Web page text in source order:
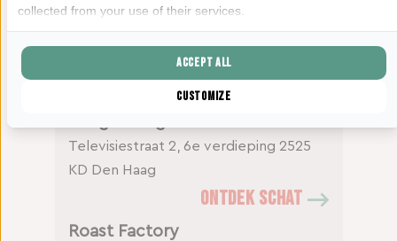
Schat(ten) in deze blog
Televisiestraat 2, 6e verdieping 2525
KD Den Haag
ONTDEK SCHAT
Roast Factory
collected from your use of their services.
Customize
Accept all